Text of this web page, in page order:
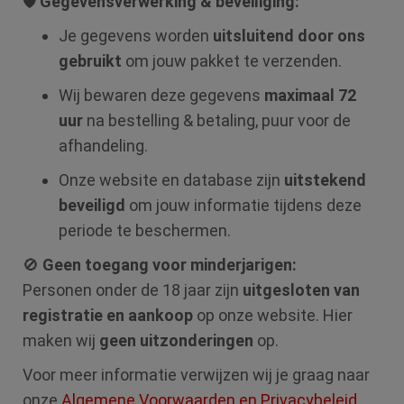
Je gegevens worden uitsluitend door ons
gebruikt om jouw pakket te verzenden.
Wij bewaren deze gegevens maximaal 72
uur na bestelling & betaling, puur voor de
afhandeling.
Onze website en database zijn uitstekend
beveiligd om jouw informatie tijdens deze
periode te beschermen.
🚫 Geen toegang voor minderjarigen:
Personen onder de 18 jaar zijn uitgesloten van
registratie en aankoop op onze website. Hier
maken wij geen uitzonderingen op.
Voor meer informatie verwijzen wij je graag naar
onze Algemene Voorwaarden en Privacybeleid